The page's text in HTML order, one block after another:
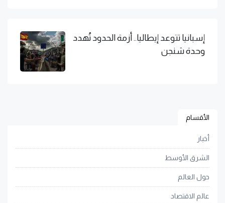
إسبانيا تتوعد إيطاليا.. أزمة الحدود تُهدد
وحدة شنجن
الأقسام
أخبار
الشرق الأوسط
حول العالم
عالم الاقتصاد